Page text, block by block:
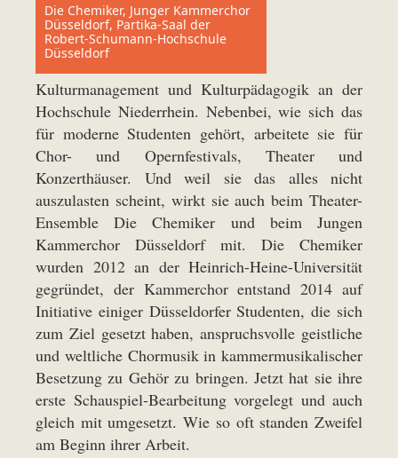
Die Chemiker, Junger Kammerchor
Düsseldorf, Partika-Saal der
Robert-Schumann-Hochschule
Düsseldorf
Kulturmanagement und Kulturpädagogik an der
Hochschule Niederrhein. Nebenbei, wie sich das
für moderne Studenten gehört, arbeitete sie für
Chor- und Opernfestivals, Theater und
Konzerthäuser. Und weil sie das alles nicht
auszulasten scheint, wirkt sie auch beim Theater-
Ensemble Die Chemiker und beim Jungen
Kammerchor Düsseldorf mit. Die Chemiker
wurden 2012 an der Heinrich-Heine-Universität
gegründet, der Kammerchor entstand 2014 auf
Initiative einiger Düsseldorfer Studenten, die sich
zum Ziel gesetzt haben, anspruchsvolle geistliche
und weltliche Chormusik in kammermusikalischer
Besetzung zu Gehör zu bringen. Jetzt hat sie ihre
erste Schauspiel-Bearbeitung vorgelegt und auch
gleich mit umgesetzt. Wie so oft standen Zweifel
am Beginn ihrer Arbeit.